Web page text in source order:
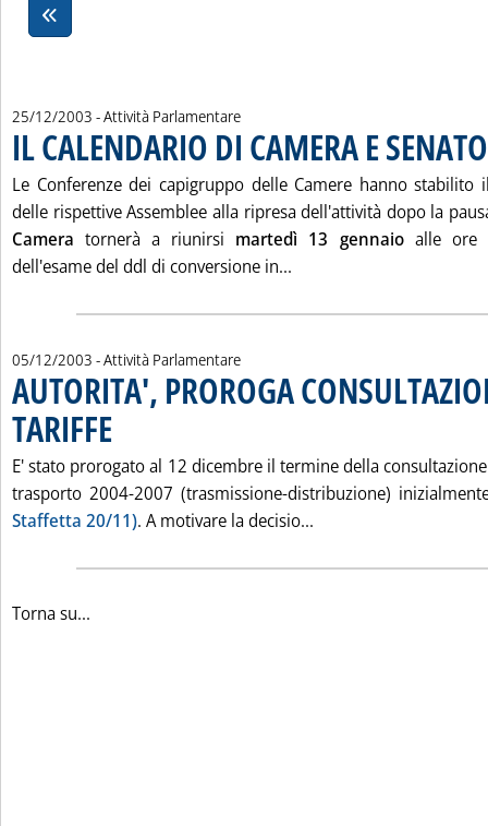
25/12/2003 - Attività Parlamentare
IL CALENDARIO DI CAMERA E SENATO
Le Conferenze dei capigruppo delle Camere hanno stabilito
delle rispettive Assemblee alla ripresa dell'attività dopo la
Camera tornerà a riunirsi martedì 13 gennaioalle ore
dell'esame del ddl di conversione in...
05/12/2003 - Attività Parlamentare
AUTORITA', PROROGA
TARIFFE
E' stato prorogato al 12 dicembre il termine della
trasporto 2004-2007 (trasmissione-distribuzione)
Staffetta 20/11). A motivare la decisio...
Torna su...